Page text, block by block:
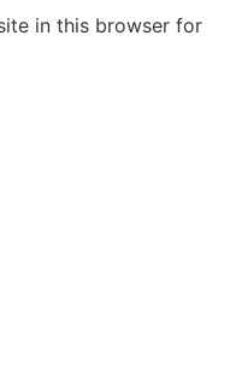
in this browser for